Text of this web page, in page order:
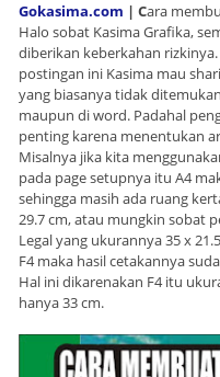
Gokasima.com | Cara
Halo sobat Kasima Grafika,
diberikan keberkahan rizkinya.
postingan ini Kasima mau
yang biasanya tidak
maupun di word. Padahal
penting karena menentukan
Misalnya jika kita
pada page setupnya itu A4
sehingga masih ada ruang
29.7 cm, atau mungkin sobat
Legal yang ukurannya 35 x
F4 maka hasil cetakannya
Hal ini dikarenakan F4 itu
hanya 33 cm.